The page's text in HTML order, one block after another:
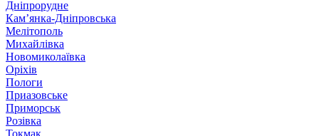
Дніпрорудне
Кам’янка-Дніпровська
Мелітополь
Михайлівка
Новомиколаївка
Оріхів
Пологи
Приазовське
Приморськ
Розівка
Токмак